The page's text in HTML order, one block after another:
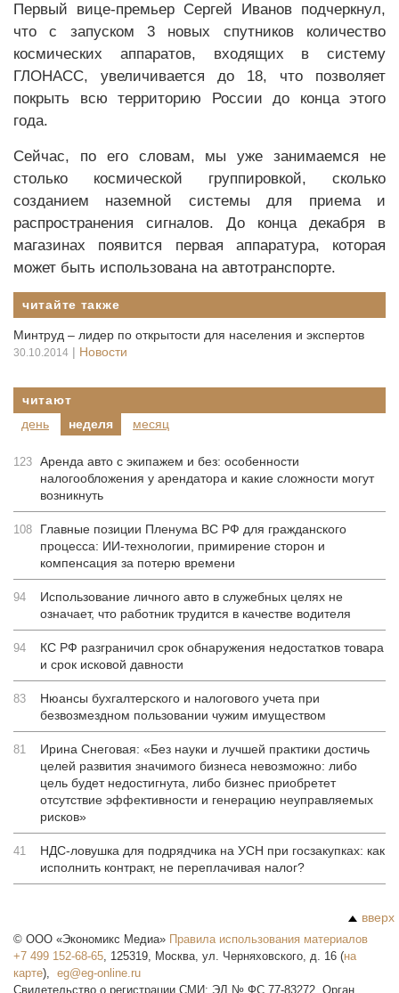
Первый вице-премьер Сергей Иванов подчеркнул,
что с запуском 3 новых спутников количество
космических аппаратов, входящих в систему
ГЛОНАСС, увеличивается до 18, что позволяет
покрыть всю территорию России до конца этого
года.
Сейчас, по его словам, мы уже занимаемся не
столько космической группировкой, сколько
созданием наземной системы для приема и
распространения сигналов. До конца декабря в
магазинах появится первая аппаратура, которая
может быть использована на автотранспорте.
читайте также
Минтруд – лидер по открытости для населения и экспертов
30.10.2014 | Новости
читают
день
неделя месяц
123 Аренда авто с экипажем и без: особенности
налогообложения у арендатора и какие сложности могут
возникнуть
108
Главные позиции Пленума ВС РФ для гражданского
процесса: ИИ-технологии, примирение сторон и
компенсация за потерю времени
94
Использование личного авто в служебных целях не
означает, что работник трудится в качестве водителя
94
КС РФ разграничил срок обнаружения недостатков товара
и срок исковой давности
83
Нюансы бухгалтерского и налогового учета при
безвозмездном пользовании чужим имуществом
81
Ирина Снеговая: «Без науки и лучшей практики достичь
целей развития значимого бизнеса невозможно: либо
цель будет недостигнута, либо бизнес приобретет
отсутствие эффективности и генерацию неуправляемых
рисков»
41
НДС-ловушка для подрядчика на УСН при госзакупках: как
исполнить контракт, не переплачивая налог?
вверх
© ООО «Экономикс Медиа» Правила использования материалов
+7 499 152-68-65, 125319, Москва, ул. Черняховского, д. 16 (на
карте),
Свидетельство о регистрации СМИ: ЭЛ № ФС 77-83272. Орган